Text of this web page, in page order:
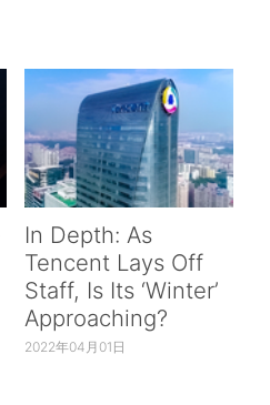
In Depth: As
Tencent Lays Off
Staff, Is Its ‘Winter’
Approaching?
2022年04月01日